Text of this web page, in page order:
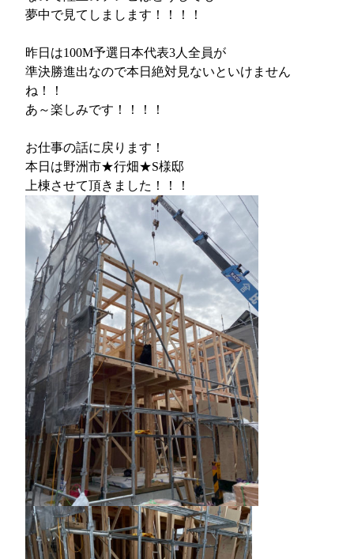
夢中で見てしまします！！！！
昨日は100M予選日本代表3人全員が
準決勝進出なので本日絶対見ないといけません
ね！！
あ～楽しみです！！！！
お仕事の話に戻ります！
本日は野洲市★行畑★S様邸
上棟させて頂きました！！！